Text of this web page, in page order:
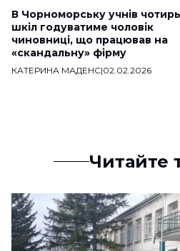
В Чорноморську учнів
шкіл годуватиме чоловік
чиновниці, що працював на
«скандальну» фірму
КАТЕРИНА МАДЕНС|02.02.2026
Читайте